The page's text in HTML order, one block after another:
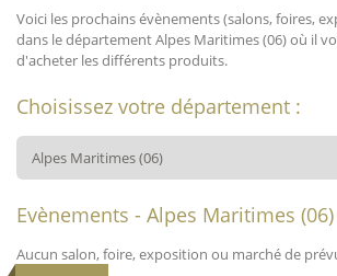
Voici les prochains évènements (salons, foires,
dans le département Alpes Maritimes (06) où il
d'acheter les différents produits.
Choisissez votre département :
Evènements - Alpes Maritimes (06)
Aucun salon, foire, exposition ou marché de